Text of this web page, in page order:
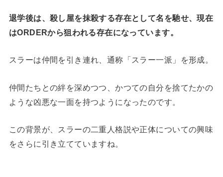
退学後は、殺し屋を抹殺する存在として名を馳せ、現在
はORDERから狙われる存在になっています。
スラーは仲間を引き連れ、通称「スラー一派」を形成。
仲間たちとの絆を深めつつ、かつての自分を捨てたかの
ような凶悪な一面を持つようになったのです。
この背景が、スラーの二重人格説や正体についての興味
をさらに引き立てていますね。